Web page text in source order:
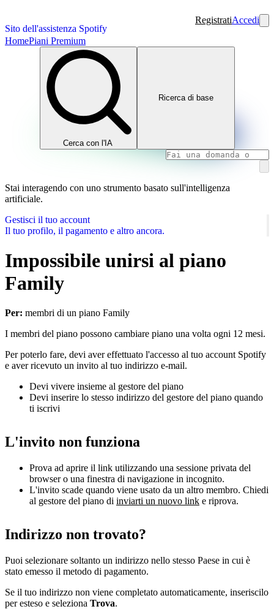
Sito dell'assistenza Spotify
RegistratiAccedi
HomePiani Premium
Cerca con l'IA
Ricerca di base
Stai interagendo con uno strumento basato sull'intelligenza
artificiale.
Gestisci il tuo account
Il tuo profilo, il pagamento e altro ancora.
Impossibile unirsi al piano
Family
Per: membri di un piano Family
I membri del piano possono cambiare piano una volta ogni 12 mesi.
Per poterlo fare, devi aver effettuato l'accesso al tuo account Spotify
e aver ricevuto un invito al tuo indirizzo e-mail.
Devi vivere insieme al gestore del piano
Devi inserire lo stesso indirizzo del gestore del piano quando
ti iscrivi
L'invito non funziona
Prova ad aprire il link utilizzando una sessione privata del
browser o una finestra di navigazione in incognito.
L'invito scade quando viene usato da un altro membro. Chiedi
al gestore del piano di inviarti un nuovo link e riprova.
Indirizzo non trovato?
Puoi selezionare soltanto un indirizzo nello stesso Paese in cui è
stato emesso il metodo di pagamento.
Se il tuo indirizzo non viene completato automaticamente, inseriscilo
per esteso e seleziona Trova.